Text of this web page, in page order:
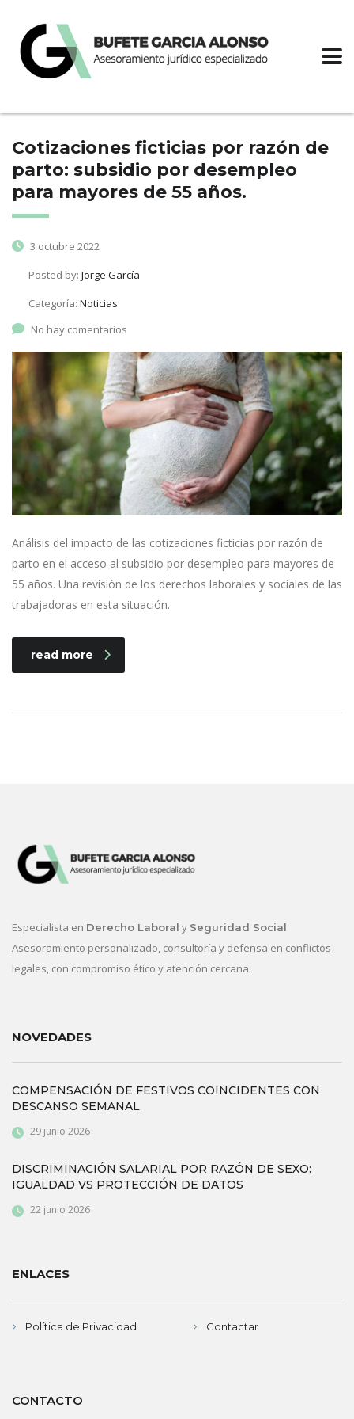
Cotizaciones ficticias por razón de
parto: subsidio por desempleo
para mayores de 55 años.
3 octubre 2022
Posted by: Jorge García
Categoría: Noticias
No hay comentarios
Análisis del impacto de las cotizaciones ficticias por razón de
parto en el acceso al subsidio por desempleo para mayores de
55 años. Una revisión de los derechos laborales y sociales de las
trabajadoras en esta situación.
read more
Especialista en Derecho Laboral y Seguridad Social.
Asesoramiento personalizado, consultoría y defensa en conflictos
legales, con compromiso ético y atención cercana.
NOVEDADES
COMPENSACIÓN DE FESTIVOS COINCIDENTES CON
DESCANSO SEMANAL
29 junio 2026
DISCRIMINACIÓN SALARIAL POR RAZÓN DE SEXO:
IGUALDAD VS PROTECCIÓN DE DATOS
22 junio 2026
ENLACES
Política de Privacidad Contactar
CONTACTO